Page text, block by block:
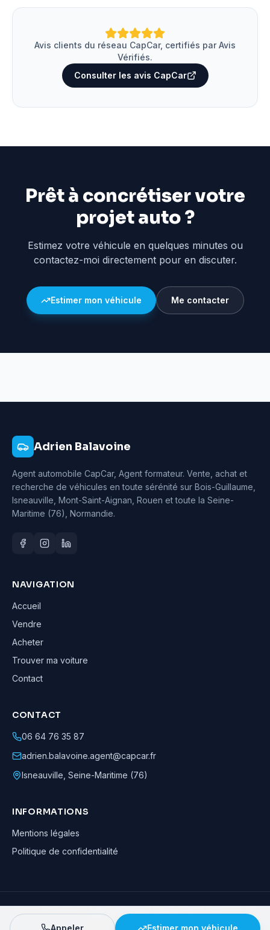
Avis clients du réseau CapCar, certifiés par Avis
Vérifiés.
Consulter les avis CapCar
Prêt à concrétiser votre
projet auto ?
Estimez votre véhicule en quelques minutes ou
contactez-moi directement pour en discuter.
Estimer mon véhicule Me contacter
Adrien Balavoine
Agent automobile CapCar, Agent formateur. Vente, achat et
recherche de véhicules en toute sérénité sur Bois-Guillaume,
Isneauville, Mont-Saint-Aignan, Rouen et toute la Seine-
Maritime (76), Normandie.
NAVIGATION
Accueil
Vendre
Acheter
Trouver ma voiture
Contact
CONTACT
06 64 76 35 87
adrien.balavoine.agent@capcar.fr
Isneauville Seine-Maritime (76)
INFORMATIONS
Mentions légales
Politique de confidentialité
Adrien Balavoine—Agent automobile CapCar, Agent formateur· ©
· Tous droits réservés
Appeler Estimer mon véhicule